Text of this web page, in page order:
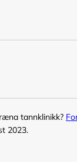
tannklinikk?
2023.